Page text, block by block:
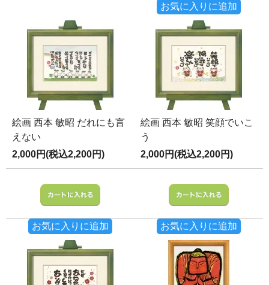
お気に入りに追加
絵画 西本 敏昭 だれにも言
えない
2,000円(税込2,200円)
お気に入りに追加
絵画 西本 敏昭 笑顔でいこ
う
2,000円(税込2,200円)
お気に入りに追加